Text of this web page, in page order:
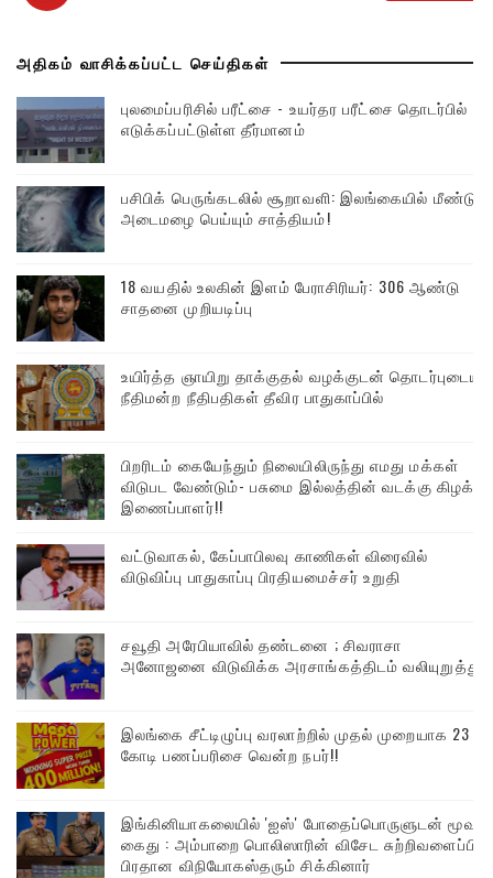
அதிகம் வாசிக்கப்பட்ட செய்திகள்
புலமைப்பரிசில் பரீட்சை - உயர்தர பரீட்சை தொடர்பில்
எடுக்கப்பட்டுள்ள தீர்மானம்
பசிபிக் பெருங்கடலில் சூறாவளி: இலங்கையில் மீண்டும்
அடைமழை பெய்யும் சாத்தியம்!
18 வயதில் உலகின் இளம் பேராசிரியர்: 306 ஆண்டு
சாதனை முறியடிப்பு
உயிர்த்த ஞாயிறு தாக்குதல் வழக்குடன் தொடர்புடைய
நீதிமன்ற நீதிபதிகள் தீவிர பாதுகாப்பில்
பிறரிடம் கையேந்தும் நிலையிலிருந்து எமது மக்கள்
விடுபட வேண்டும்- பசுமை இல்லத்தின் வடக்கு கிழக்கு
இணைப்பாளர்!!
வட்டுவாகல், கேப்பாபிலவு காணிகள் விரைவில்
விடுவிப்பு பாதுகாப்பு பிரதியமைச்சர் உறுதி
சவூதி அரேபியாவில் தண்டனை ; சிவராசா
அனோஜனை விடுவிக்க அரசாங்கத்திடம் வலியுறுத்து
இலங்கை சீட்டிழுப்பு வரலாற்றில் முதல் முறையாக 23
கோடி பணப்பரிசை வென்ற நபர்!!
இங்கினியாகலையில் 'ஐஸ்' போதைப்பொருளுடன் மூவர்
கைது : அம்பாறை பொலிஸாரின் விசேட சுற்றிவளைப்பில்
பிரதான விநியோகஸ்தரும் சிக்கினார்